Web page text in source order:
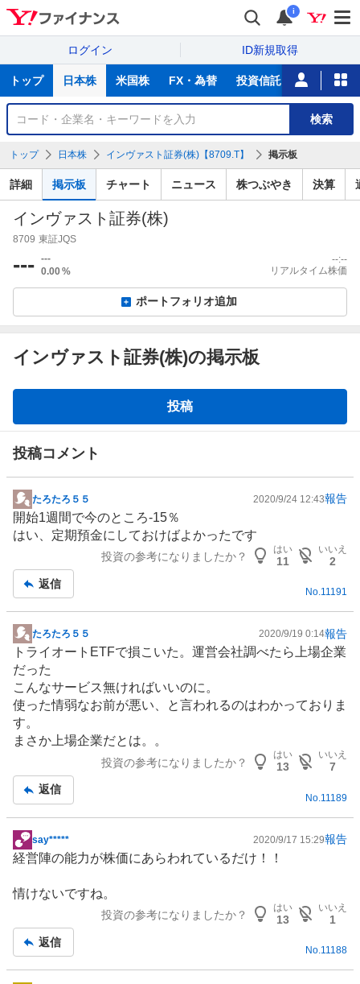
i
ログイン ID新規取得
サ
トップ 日本株 米国株 FX・為替 投資信託 ニュース
銘
検
索
検索
トップ 日本株 インヴァスト証券(株)【8709.T】 掲示板
詳細 掲示板 チャート ニュース 株つぶやき 決算
インヴァスト証券(株)
8709 東証JQS
--- ---
0.00%
--:--
リアルタイム株価
ポートフォリオ追加
インヴァスト証券(株)の掲示板
板
投稿
投稿コメント
掲
示
板
たろたろ５５ 2020/9/24 12:43報告
開始1週間で今のところ-15％
はい、定期預金にしておけばよかったです
投資の参考になりましたか？
はい
11
いいえ
2
返信
No.11191
掲
示
板
記
事
たろたろ５５ 2020/9/19 0:14報告
トライオートETFで損こいた。運営会社調べたら上場企業
だった
こんなサービス無ければいいのに。
使った情弱なお前が悪い、と言われるのはわかっておりま
す。
まさか上場企業だとは。。
投資の参考になりましたか？
はい
13
いいえ
7
返信
No. 11189
掲
示
記
say***** 2020/9/17 15:29報告
経営陣の能力が株価にあらわれているだけ！！
情けないですね。
投資の参考になりましたか？
はい
13
いいえ
1
返信
No.11188